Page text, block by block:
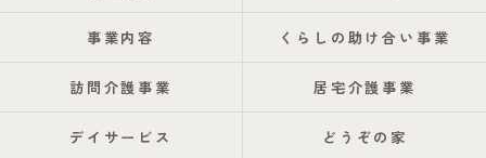
事業内容 くらしの助け合い事業
訪問介護事業 居宅介護事業
デイサービス どうぞの家